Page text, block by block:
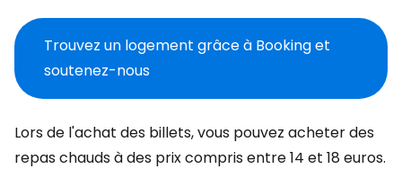
Trouvez un logement grâce à Booking et
soutenez-nous
Lors de l'achat des billets, vous pouvez acheter des
repas chauds à des prix compris entre 14 et 18 euros.